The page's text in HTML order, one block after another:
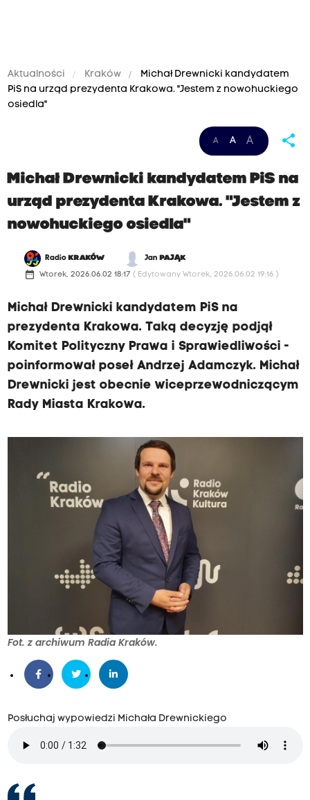
Aktualności Kraków
Michał Drewnicki kandydatem
PiS na urząd prezydenta Krakowa. "Jestem z nowohuckiego
osiedla"
A A A share
Michał Drewnicki kandydatem PiS na
urząd prezydenta Krakowa. "Jestem z
nowohuckiego osiedla"
Radio KRAKÓW Jan PAJĄK
date_range Wtorek, 2026.06.02 18:17 ( Edytowany Wtorek, 2026.06.02 19:16 )
Michał Drewnicki kandydatem PiS na
prezydenta Krakowa. Taką decyzję podjął
Komitet Polityczny Prawa i Sprawiedliwości -
poinformował poseł Andrzej Adamczyk. Michał
Drewnicki jest obecnie wiceprzewodniczącym
Rady Miasta Krakowa.
Fot. z archiwum Radia Kraków.
Posłuchaj wypowiedzi Michała Drewnickiego